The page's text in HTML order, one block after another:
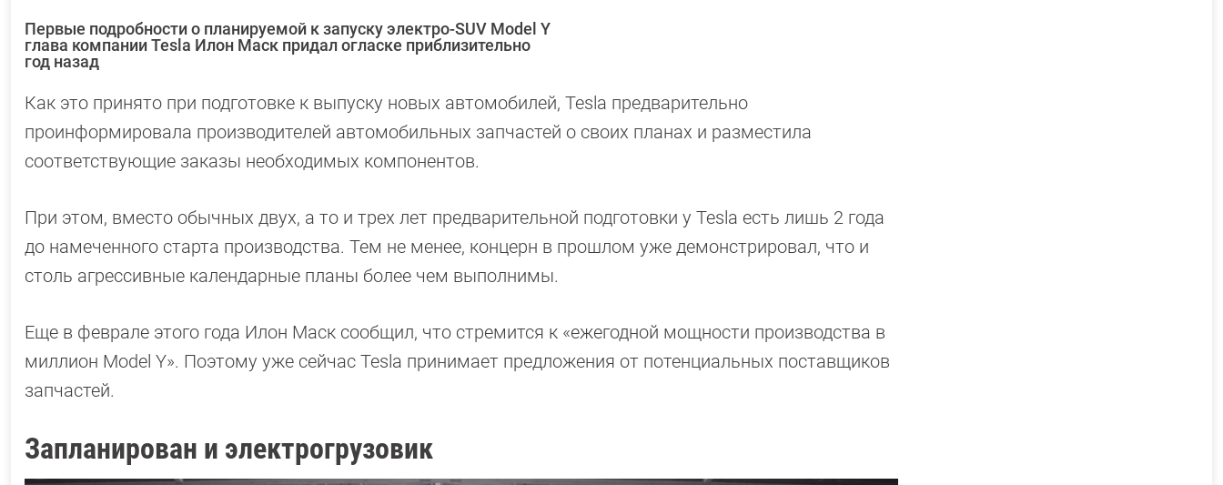
Первые подробности о планируемой к запуску электро-SUV Model Y
глава компании Tesla Илон Маск придал огласке приблизительно
год назад
Как это принято при подготовке к выпуску новых автомобилей, Tesla предварительно
проинформировала производителей автомобильных запчастей о своих планах и разместила
соответствующие заказы необходимых компонентов.
При этом, вместо обычных двух, а то и трех лет предварительной подготовки у Tesla есть лишь 2 года
до намеченного старта производства. Тем не менее, концерн в прошлом уже демонстрировал, что и
столь агрессивные календарные планы более чем выполнимы.
Еще в феврале этого года Илон Маск сообщил, что стремится к «ежегодной мощности производства в
миллион Model Y». Поэтому уже сейчас Tesla принимает предложения от потенциальных поставщиков
запчастей.
Запланирован и электрогрузовик